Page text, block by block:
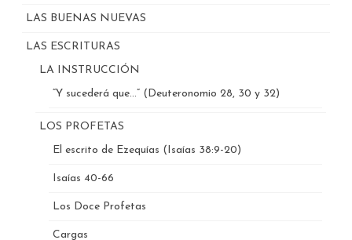
LAS BUENAS NUEVAS
LAS ESCRITURAS
LA INSTRUCCIÓN
“Y sucederá que…” (Deuteronomio 28, 30 y 32)
LOS PROFETAS
El escrito de Ezequías (Isaías 38:9-20)
Isaías 40-66
Los Doce Profetas
Cargas